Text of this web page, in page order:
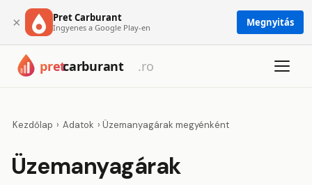
× Pret Carburant
Ingyenes a Google Play-en Megnyitás
Kezdőlap › Adatok › Üzemanyagárak megyénként
Üzemanyagárak